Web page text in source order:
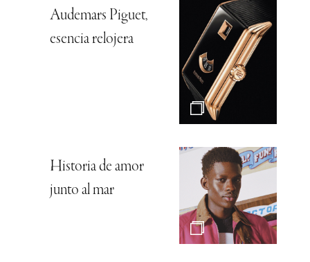
Audemars Piguet,
esencia relojera
Historia de amor
junto al mar